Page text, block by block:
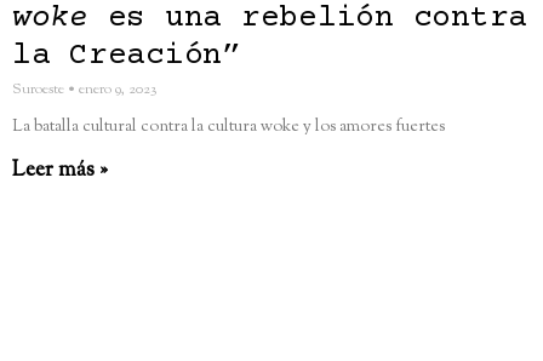
woke es una rebelión contra
la Creación”
Suroeste enero 9, 2023
La batalla cultural contra la cultura woke y los amores fuertes
Leer más »